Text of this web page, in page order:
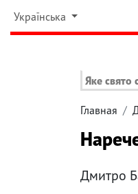
Українська
Яке свято
Главная
Дмитро